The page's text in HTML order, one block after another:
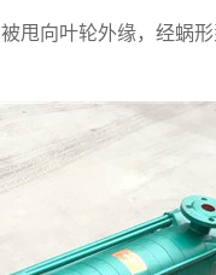
甩向叶轮外缘，经蜗